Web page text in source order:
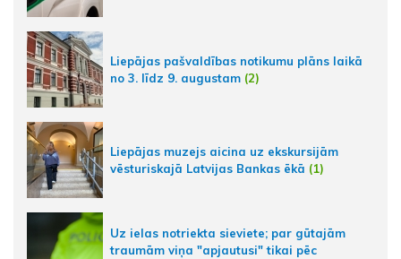
Liepājas pašvaldības notikumu plāns laikā
no 3. līdz 9. augustam (2)
Liepājas muzejs aicina uz ekskursijām
vēsturiskajā Latvijas Bankas ēkā (1)
Uz ielas notriekta sieviete; par gūtajām
traumām viņa "apjautusi" tikai pēc